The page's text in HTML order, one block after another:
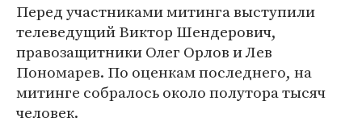
Перед участниками митинга выступили
телеведущий Виктор Шендерович,
правозащитники Олег Орлов и Лев
Пономарев. По оценкам последнего, на
митинге собралось около полутора тысяч
человек.